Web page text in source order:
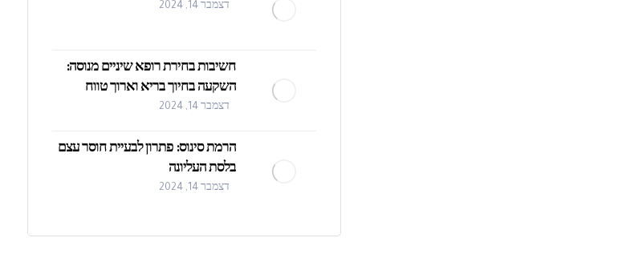
דצמבר 14, 2024
חשיבות בחירת רופא שיניים מנוסה:
השקעה בחיוך בריא וארוך טווח
דצמבר 14, 2024
הרמת סינוס: פתרון לבעיית חוסר עצם
בלסת העליונה
דצמבר 14, 2024